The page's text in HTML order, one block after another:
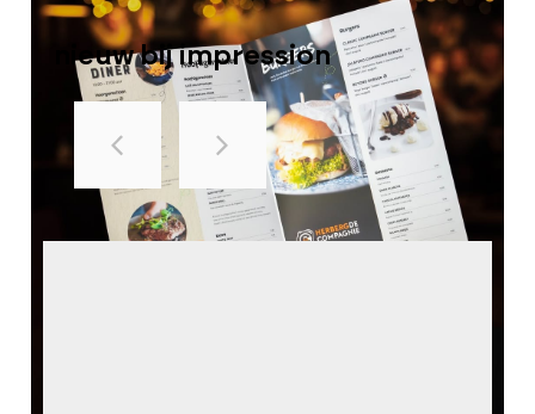
nieuw bij impression